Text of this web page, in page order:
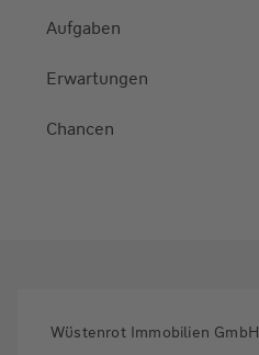
Aufgaben
Erwartungen
Chancen
Wüstenrot Immobilien GmbH